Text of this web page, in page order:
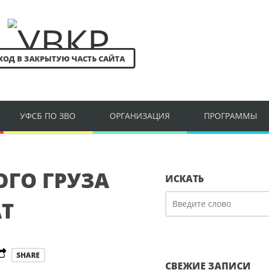
В ЗАКРЫТУЮ ЧАСТЬ САЙТА
УФСБ ПО ЗВО ОРГАНИЗАЦИЯ ПРОГРАММЫ
ГРУЗА
SHARE
ИСКАТЬ
СВЕЖИЕ ЗАПИСИ